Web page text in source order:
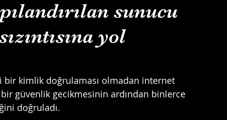
sunucu
yol
bir kimlik doğrulaması olmadan internet
güvenlik gecikmesinin ardından binlerce
doğruladı.